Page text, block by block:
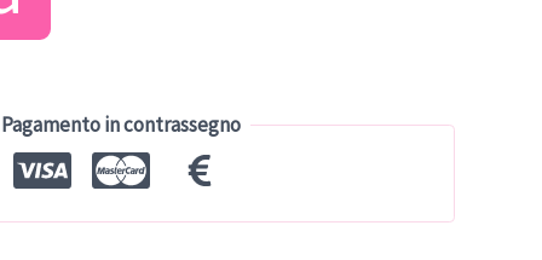
Pagamento in contrassegno